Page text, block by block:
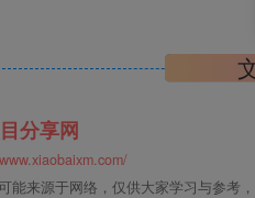
分享网
能来源于网络，仅供大家学习与参考